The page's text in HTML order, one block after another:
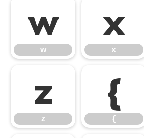
w
w
x
x
z
z
{
{